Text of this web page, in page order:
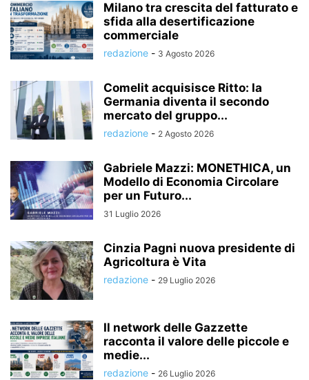
Milano tra crescita del fatturato e
sfida alla desertificazione
commerciale
redazione - 3 Agosto 2026
Comelit acquisisce Ritto: la
Germania diventa il secondo
mercato del gruppo...
redazione - 2 Agosto 2026
Gabriele Mazzi: MONETHICA, un
Modello di Economia Circolare
per un Futuro...
31 Luglio 2026
Cinzia Pagni nuova presidente di
Agricoltura è Vita
redazione - 29 Luglio 2026
Il network delle Gazzette
racconta il valore delle piccole e
medie...
redazione - 26 Luglio 2026